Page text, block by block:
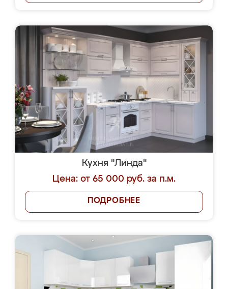
Кухня "Линда"
Цена: от 65 000 руб. за п.м.
ПОДРОБНЕЕ